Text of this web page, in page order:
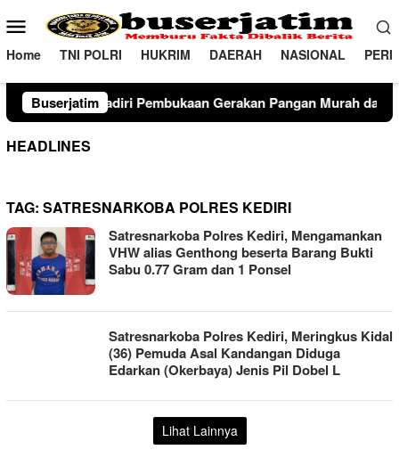
ke
konten
Menu
Mobile
Home TNI POLRI HUKRIM DAERAH NASIONAL
Buserjatim
Pembukaan Gerakan Pangan Murah dan Produk Unggulan
HEADLINES
TAG: SATRESNARKOBA POLRES KEDIRI
Satresnarkoba Polres Kediri, Mengamankan
VHW alias Genthong beserta Barang Bukti
Sabu 0.77 Gram dan 1 Ponsel
Satresnarkoba Polres Kediri, Meringkus Kidal
(36) Pemuda Asal Kandangan Diduga
Edarkan (Okerbaya) Jenis Pil Dobel L
Lihat Lainnya